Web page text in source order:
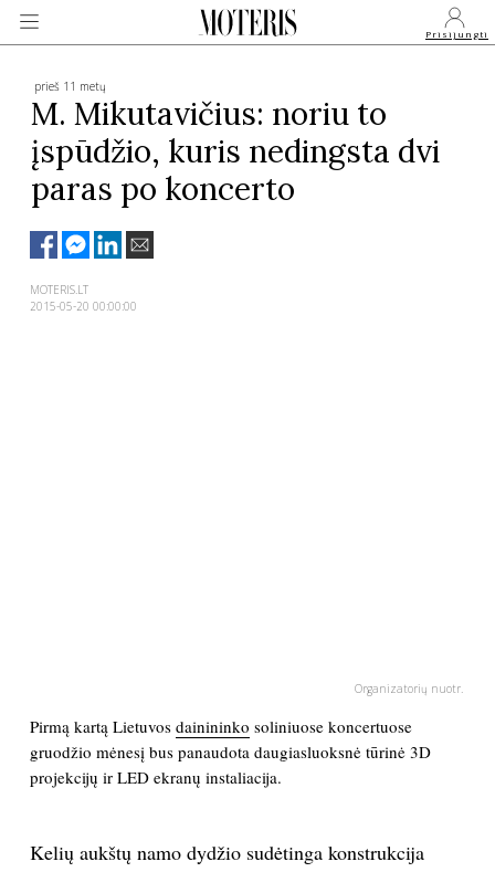
Prisijungti
VEIDAI
MADA
POLITIKA
KULTŪRA
LAISVALAIKIS
prieš 11 metų
M. Mikutavičius: noriu to
įspūdžio, kuris nedingsta dvi
paras po koncerto
MOTERIS.LT
2015-05-20 00:00:00
Organizatorių nuotr.
Pirmą kartą Lietuvos dainininko soliniuose koncertuose
gruodžio mėnesį bus panaudota daugiasluoksnė tūrinė 3D
projekcijų ir LED ekranų instaliacija.
Kelių aukštų namo dydžio sudėtinga konstrukcija